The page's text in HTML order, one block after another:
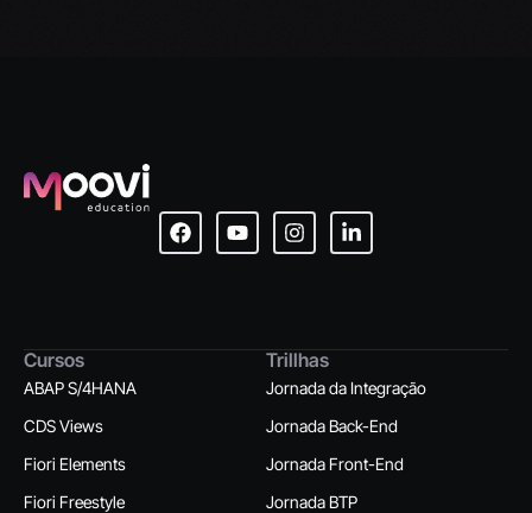
Cursos
ABAP S/4HANA
CDS Views
Fiori Elements
Fiori Freestyle
Trillhas
Jornada da Integração
Jornada Back-End
Jornada Front-End
Jornada BTP